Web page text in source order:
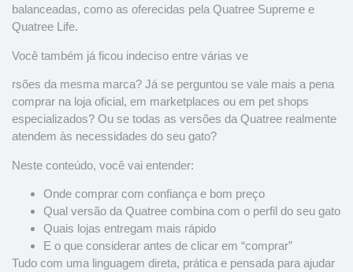
balanceadas, como as oferecidas pela Quatree Supreme e
Quatree Life.
Você também já ficou indeciso entre várias ve
rsões da mesma marca? Já se perguntou se vale mais a pena
comprar na loja oficial, em marketplaces ou em pet shops
especializados? Ou se todas as versões da Quatree realmente
atendem às necessidades do seu gato?
Neste conteúdo, você vai entender:
Onde comprar com confiança e bom preço
Qual versão da Quatree combina com o perfil do seu gato
Quais lojas entregam mais rápido
E o que considerar antes de clicar em “comprar”
Tudo com uma linguagem direta, prática e pensada para ajudar